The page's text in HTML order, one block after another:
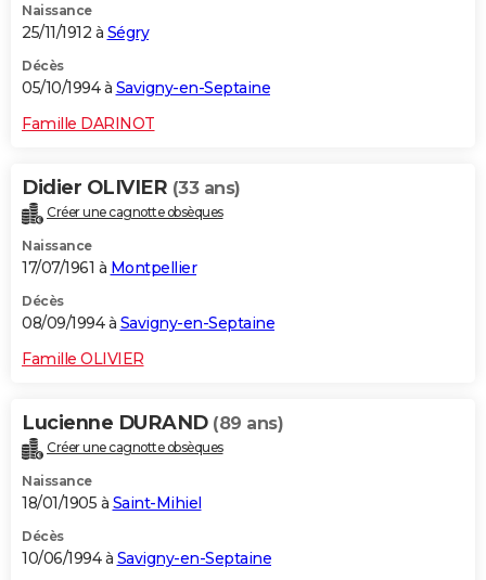
Naissance
25/11/1912 à Ségry
Décès
05/10/1994 à Savigny-en-Septaine
Famille DARINOT
Didier OLIVIER (33 ans)
Créer une cagnotte obsèques
Naissance
17/07/1961 à Montpellier
Décès
08/09/1994 à Savigny-en-Septaine
Famille OLIVIER
Lucienne DURAND (89 ans)
Créer une cagnotte obsèques
Naissance
18/01/1905 à Saint-Mihiel
Décès
10/06/1994 à Savigny-en-Septaine